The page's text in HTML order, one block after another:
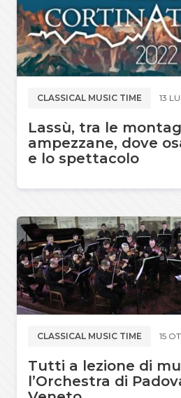
CLASSICAL MUSIC TIME 13
Lassù, tra le
ampezzane, dove
e lo spettacolo
CLASSICAL MUSIC TIME 15
Tutti a lezione di
l’Orchestra di